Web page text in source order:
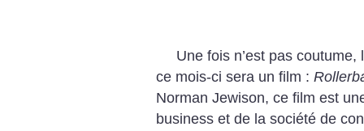
Une fois n’est pas
ce mois-ci sera un film :
Norman Jewison, ce film est
business et de la société de